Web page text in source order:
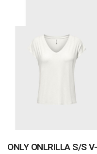
ONLY ONLRILLA S/S